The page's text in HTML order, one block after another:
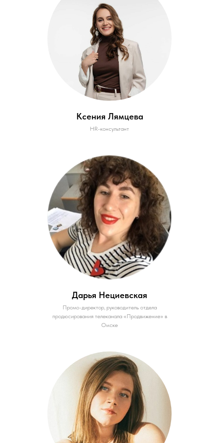
Ксения Лямцева
HR-консультант
Дарья Нециевская
Промо-директор, руководитель отдела
продюсирования телеканала «Продвижение» в
Омске